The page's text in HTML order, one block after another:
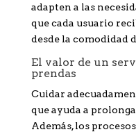
adapten a las
que cada usuario
desde la comodidad
El valor de un
prendas
Cuidar
que ayuda a
Además, los